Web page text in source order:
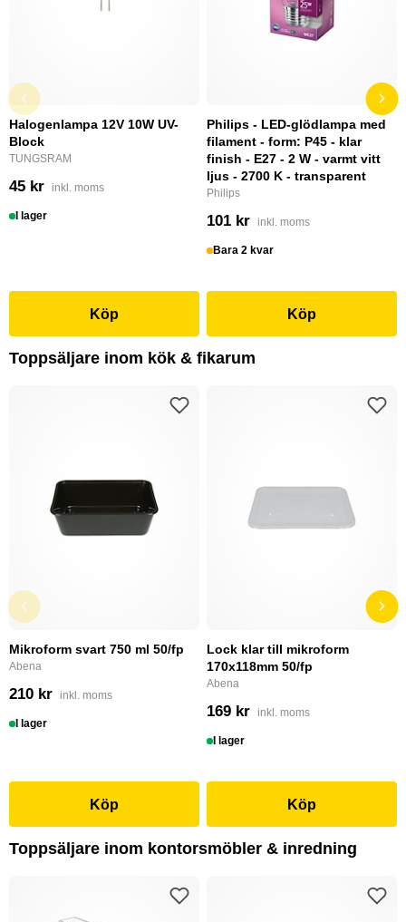
Halogenlampa 12V 10W UV-
Block
TUNGSRAM
45 kr inkl. moms
I lager
Köp
Philips - LED-glödlampa med
filament - form: P45 - klar
finish - E27 - 2 W - varmt vitt
ljus - 2700 K - transparent
Philips
101 kr inkl. moms
Bara 2 kvar
Köp
Toppsäljare inom kök & fikarum
Mikroform svart 750 ml 50/fp
Abena
210 kr inkl. moms
I lager
Köp
Lock klar till mikroform
170x118mm 50/fp
Abena
169 kr inkl. moms
I lager
Köp
Toppsäljare inom kontorsmöbler & inredning